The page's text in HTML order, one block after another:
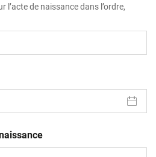
l’acte de naissance dans l’ordre,